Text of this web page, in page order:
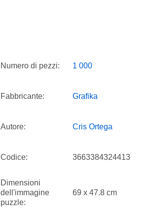
Numero di pezzi: 1 000
Fabbricante: Grafika
Autore: Cris Ortega
Codice: 3663384324413
Dimensioni
dell'immagine
puzzle:
69 x 47.8 cm